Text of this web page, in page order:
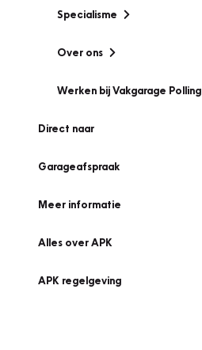
Specialisme
Over ons
Werken bij Vakgarage Polling
Direct naar
Garageafspraak
Meer informatie
Alles over APK
APK regelgeving